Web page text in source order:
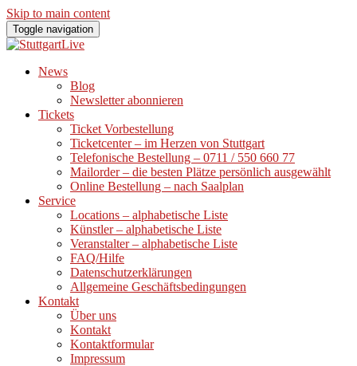
Skip to main content
Toggle navigation
News
Blog
Newsletter abonnieren
Tickets
Ticket Vorbestellung
Ticketcenter – im Herzen von Stuttgart
Telefonische Bestellung – 0711 / 550 660 77
Mailorder – die besten Plätze persönlich ausgewählt
Online Bestellung – nach Saalplan
Service
Locations – alphabetische Liste
Künstler – alphabetische Liste
Veranstalter – alphabetische Liste
FAQ/Hilfe
Datenschutzerklärungen
Allgemeine Geschäftsbedingungen
Kontakt
Über uns
Kontakt
Kontaktformular
Impressum